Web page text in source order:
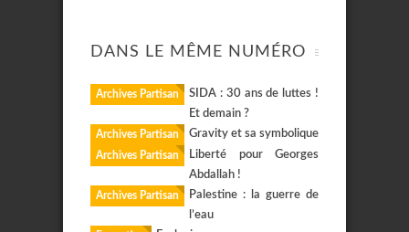
DANS LE MÊME NUMÉRO
Archives Partisan
SIDA : 30 ans de luttes !
Et demain ?
Archives Partisan Gravity et sa symbolique
Archives Partisan
Liberté pour Georges
Abdallah !
Archives Partisan
Palestine : la guerre de
l’eau